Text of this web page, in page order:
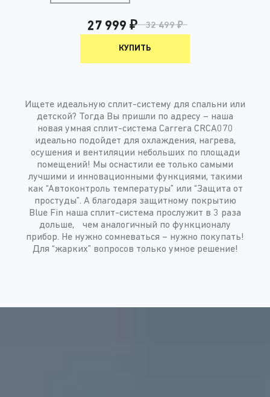
27 999 ₽ 32 499 ₽
КУПИТЬ
Ищете идеальную сплит-систему для спальни или
детской? Тогда Вы пришли по адресу – наша
новая умная сплит-система Carrera CRCA070
идеально подойдет для охлаждения, нагрева,
осушения и вентиляции небольших по площади
помещений! Мы оснастили ее только самыми
лучшими и инновационными функциями, такими
как “Автоконтроль температуры” или “Защита от
простуды”. А благодаря защитному покрытию
Blue Fin наша сплит-система прослужит в 3 раза
дольше, чем аналогичный по функционалу
прибор. Не нужно сомневаться – нужно покупать!
Для “жарких” вопросов только умное решение!